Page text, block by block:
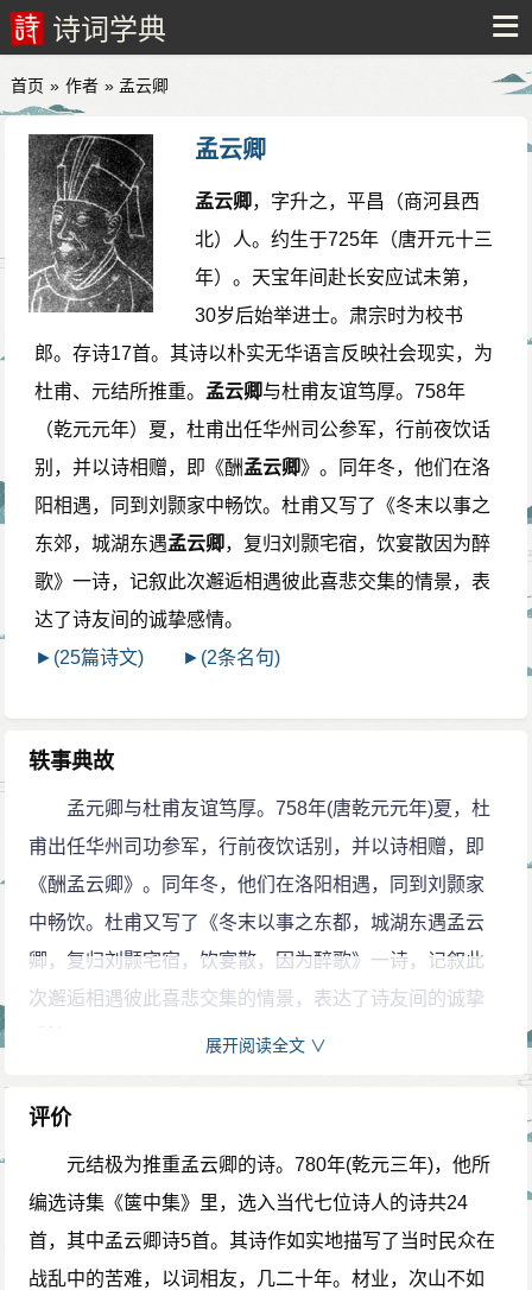
诗词学典
首页 » 作者 » 孟云卿
孟云卿
孟云卿，字升之，平昌（商河县西
北）人。约生于725年（唐开元十三
年）。天宝年间赴长安应试未第，
30岁后始举进士。肃宗时为校书
郎。存诗17首。其诗以朴实无华语言反映社会现实，为
杜甫、元结所推重。 孟云卿与杜甫友谊笃厚。758年
（乾元元年）夏，杜甫出任华州司公参军，行前夜饮话
别，并以诗相赠，即《酬孟云卿》。同年冬，他们在洛
阳相遇，同到刘颢家中畅饮。杜甫又写了《冬末以事之
东郊，城湖东遇孟云卿，复归刘颢宅宿，饮宴散因为醉
歌》一诗，记叙此次邂逅相遇彼此喜悲交集的情景，表
达了诗友间的诚挚感情。
►(25篇诗文)
►(2条名句)
轶事典故
孟元卿与杜甫友谊笃厚。758年(唐乾元元年)夏，杜
甫出任华州司功参军，行前夜饮话别，并以诗相赠，即
《酬孟云卿》。同年冬，他们在洛阳相遇，同到刘颢家
中畅饮。杜甫又写了《冬末以事之东都，城湖东遇孟云
卿，复归刘颢宅宿，饮宴散，因为醉歌》一诗，记叙此
次邂逅相遇彼此喜悲交集的情景，表达了诗友间的诚挚
所编诗集《箧中集》里，选入当时7位诗人的诗共24首，
其中孟云卿诗5首。诗作如实地描写了当时民众在战乱中
的苦难，表达了自己报国无门的感慨以及与亲朋故旧的
情谊。766年(唐朝大历元年)，孟云卿远往南海，元结作
诗赠别，题为《送孟校书往南海》。诗序中元结自称：
展开阅读全文 ∨
评价
元结极为推重孟云卿的诗。780年(乾元三年)，他所
编选诗集《箧中集》里，选入当代七位诗人的诗共24
首，其中孟云卿诗5首。其诗作如实地描写了当时民众在
战乱中的苦难，以词相友，几二十年。材业，次山不如